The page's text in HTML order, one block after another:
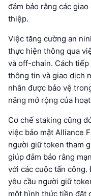
đảm bảo rằng các
thiệp.
Việc tăng cường an
thực hiện thông qua
và off-chain. Cách
thông tin và giao dịch
nhân được bảo vệ
năng mở rộng của
Cơ chế staking cũng
việc bảo mật Alliance
người giữ token tham
giúp đảm bảo rằng
với các cuộc tấn
yêu cầu người giữ
một hình thức tiền đặt